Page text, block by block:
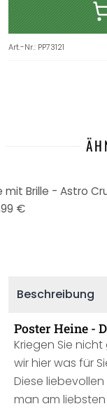
Art.-Nr.: PP73121
€
Beschreibung
Poster Heine -
Kriegen Sie
wir hier was für
Diese
man am